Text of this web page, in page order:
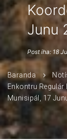
Junu
Post iha: 18
Baranda
Enkontru
Munisipál, 17